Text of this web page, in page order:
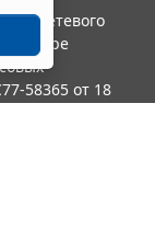
сетевого
в сфере
58365 от 18